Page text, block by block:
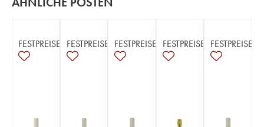
FESTPREISE FESTPREISE FESTPREISE FESTPREISE FESTPREISE